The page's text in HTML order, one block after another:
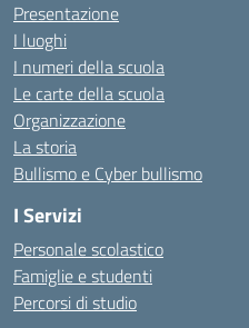
Presentazione
I luoghi
I numeri della scuola
Le carte della scuola
Organizzazione
La storia
Bullismo e Cyber bullismo
I Servizi
Personale scolastico
Famiglie e studenti
Percorsi di studio